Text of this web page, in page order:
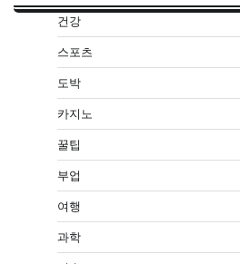
건강
스포츠
도박
카지노
꿀팁
부업
여행
과학